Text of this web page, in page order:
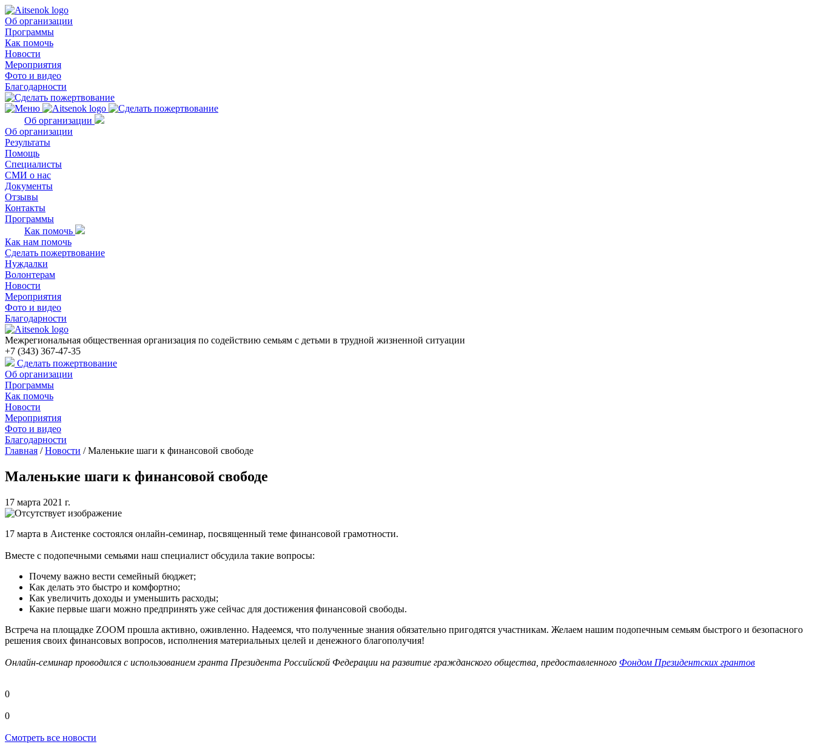
Об организации
Программы
Как помочь
Новости
Мероприятия
Фото и видео
Благодарности
Об организации
Об организации
Результаты
Помощь
Специалисты
СМИ о нас
Документы
Отзывы
Контакты
Программы
Как помочь
Как нам помочь
Сделать пожертвование
Нуждалки
Волонтерам
Новости
Мероприятия
Фото и видео
Благодарности
Межрегиональная общественная организация по содействию семьям с детьми в трудной жизненной ситуации
+7 (343) 367-47-35
Сделать пожертвование
Об организации
Программы
Как помочь
Новости
Мероприятия
Фото и видео
Благодарности
Главная /Новости /Маленькие шаги к финансовой свободе
Маленькие шаги к финансовой свободе
17 марта 2021 г.
17 марта в Аистенке состоялся онлайн-семинар, посвященный теме финансовой грамотности.
Вместе с подопечными семьями наш специалист обсудила такие вопросы:
Почему важно вести семейный бюджет;
Как делать это быстро и комфортно;
Как увеличить доходы и уменьшить расходы;
Какие первые шаги можно предпринять уже сейчас для достижения финансовой свободы.
Встреча на площадке ZOOM прошла активно, оживленно. Надеемся, что полученные знания обязательно пригодятся участникам. Желаем нашим подопечным семьям быстрого и безопасного
решения своих финансовых вопросов, исполнения материальных целей и денежного благополучия!
Онлайн-семинар проводился с использованием гранта Президента Российской Федерации на развитие гражданского общества, предоставленного Фондом Президентских грантов
0
0
Смотреть все новости